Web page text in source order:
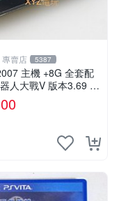
賣店 5387
主機 +8G 全套配
戰V 版本3.69 P